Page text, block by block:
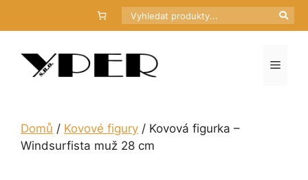
Hledat
Menu
Domů / Kovové figury / Kovová figurka –
Windsurfista muž 28 cm